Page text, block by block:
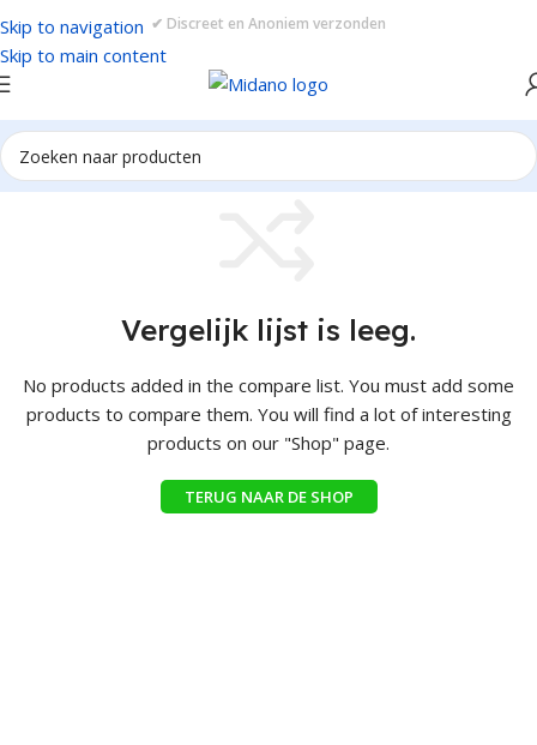
Skip to navigation
Skip to main content
✔ Discreet en Anoniem verzonden
Vergelijk lijst is leeg.
No products added in the compare list. You must add some
products to compare them. You will find a lot of interesting
products on our "Shop" page.
TERUG NAAR DE SHOP